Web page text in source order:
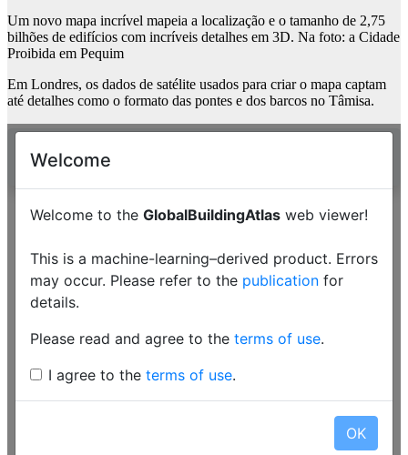
Um novo mapa incrível mapeia a localização e o tamanho de 2,75
bilhões de edifícios com incríveis detalhes em 3D. Na foto: a Cidade
Proibida em Pequim
Em Londres, os dados de satélite usados ​​para criar o mapa captam
até detalhes como o formato das pontes e dos barcos no Tâmisa.